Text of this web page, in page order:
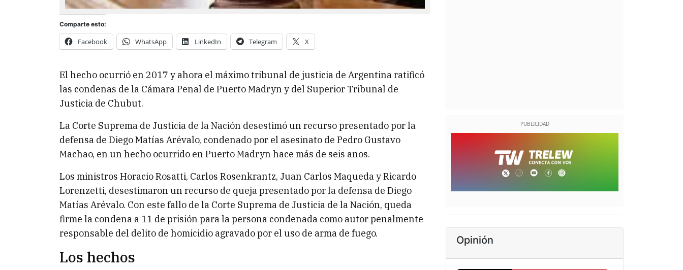
Comparte esto:
Facebook WhatsApp LinkedIn Telegram X
El hecho ocurrió en 2017 y ahora el máximo tribunal de justicia de Argentina ratificó
las condenas de la Cámara Penal de Puerto Madryn y del Superior Tribunal de
Justicia de Chubut.
La Corte Suprema de Justicia de la Nación desestimó un recurso presentado por la
defensa de Diego Matías Arévalo, condenado por el asesinato de Pedro Gustavo
Machao, en un hecho ocurrido en Puerto Madryn hace más de seis años.
Los ministros Horacio Rosatti, Carlos Rosenkrantz, Juan Carlos Maqueda y Ricardo
Lorenzetti, desestimaron un recurso de queja presentado por la defensa de Diego
Matías Arévalo. Con este fallo de la Corte Suprema de Justicia de la Nación, queda
firme la condena a 11 de prisión para la persona condenada como autor penalmente
responsable del delito de homicidio agravado por el uso de arma de fuego.
Los hechos
Opinión